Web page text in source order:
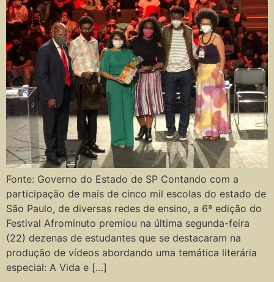
Fonte: Governo do Estado de SP Contando com a
participação de mais de cinco mil escolas do estado de
São Paulo, de diversas redes de ensino, a 6ª edição do
Festival Afrominuto premiou na última segunda-feira
(22) dezenas de estudantes que se destacaram na
produção de vídeos abordando uma temática literária
especial: A Vida e […]